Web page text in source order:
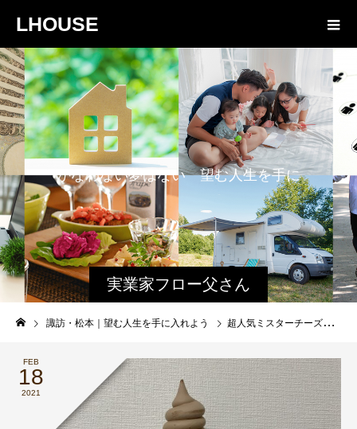
LHOUSE
実業家フロー父さん
と娘のファミログ
かなわない夢はない 望む人生を手に入れよう
諏訪・松本｜望む人生を手に入れよう 超人気ミスターチーズケーキ が復活！2月16日に再発売されたセブンイレブン限定のミスターチーズケーキワッフルコーンの正直レビュー！リピあり？
FEB
18
2021